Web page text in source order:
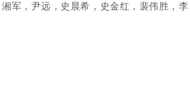
湘军，尹远，史晨希，史金红，裴伟胜，李